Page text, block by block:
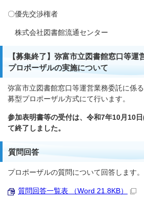
〇優先交渉権者
株式会社図書館流通センター
【募集終了】弥富市立図書館窓口等運
プロポーザルの実施について
弥富市立図書館窓口等運営業務委託に係
募型プロポーザル方式にて行います。
参加表明書等の受付は、令和7年10月10
て終了しました。
質問回答
プロポーザルの質問について回答します。
質問回答一覧表 （Word 21.8KB）